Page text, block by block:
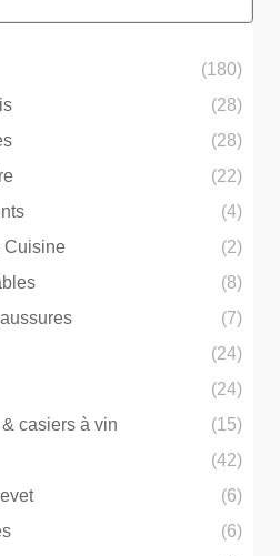
(180)
(28)
(28)
(22)
(4)
Cuisine
(2)
(8)
(7)
(24)
(24)
casiers à vin
(15)
(42)
(6)
(6)